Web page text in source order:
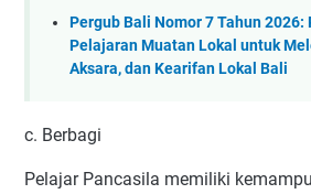
Pergub Bali Nomor 7 Tahun 2026:
Pelajaran Muatan Lokal untuk
Aksara, dan Kearifan Lokal Bali
c. Berbagi
Pelajar Pancasila memiliki